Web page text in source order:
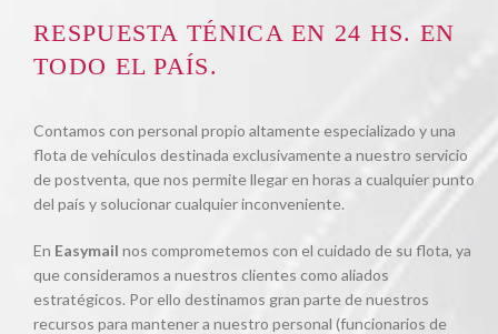
RESPUESTA TÉNICA EN 24 HS. EN
TODO EL PAÍS.
Contamos con personal propio altamente especializado y una
flota de vehículos destinada exclusivamente a nuestro servicio
de postventa, que nos permite llegar en horas a cualquier punto
del país y solucionar cualquier inconveniente.
En Easymail nos comprometemos con el cuidado de su flota, ya
que consideramos a nuestros clientes como aliados
estratégicos. Por ello destinamos gran parte de nuestros
recursos para mantener a nuestro personal (funcionarios de